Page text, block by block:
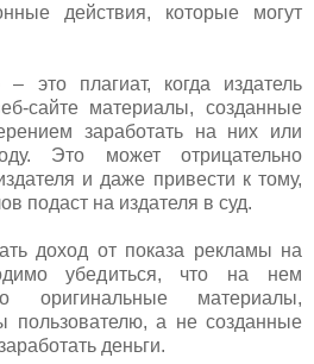
действия, которые могут
это плагиат, когда издатель
сайте материалы, созданные
заработать на них или
Это может отрицательно
и даже привести к тому,
подаст на издателя в суд.
доход от показа рекламы на
убедиться, что на нем
оригинальные материалы,
пользователю, а не созданные
деньги.